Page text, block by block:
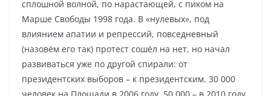
сплошной волной, по нарастающей, с пиком на
Марше Свободы 1998 года. В «нулевых», под
влиянием апатии и репрессий, повседневный
(назовём его так) протест сошёл на нет, но начал
развиваться уже по другой спирали: от
президентских выборов – к президентским. 30 000